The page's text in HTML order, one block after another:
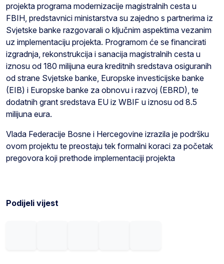
projekta programa modernizacije magistralnih cesta u
FBIH, predstavnici ministarstva su zajedno s partnerima iz
Svjetske banke razgovarali o ključnim aspektima vezanim
uz implementaciju projekta. Programom će se financirati
izgradnja, rekonstrukcija i sanacija magistralnih cesta u
iznosu od 180 milijuna eura kreditnih sredstava osiguranih
od strane Svjetske banke, Europske investicijske banke
(EIB) i Europske banke za obnovu i razvoj (EBRD), te
dodatnih grant sredstava EU iz WBIF u iznosu od 8.5
milijuna eura.
Vlada Federacije Bosne i Hercegovine izrazila je podršku
ovom projektu te preostaju tek formalni koraci za početak
pregovora koji prethode implementaciji projekta
Podijeli vijest